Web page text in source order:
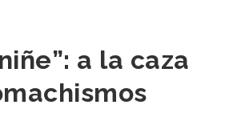
a la caza